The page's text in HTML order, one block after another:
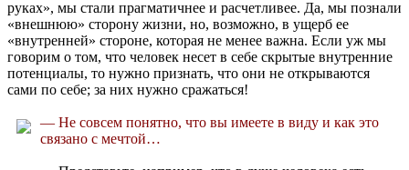
руках», мы стали прагматичнее и расчетливее. Да, мы познали
«внешнюю» сторону жизни, но, возможно, в ущерб ее
«внутренней» стороне, которая не менее важна. Если уж мы
говорим о том, что человек несет в себе скрытые внутренние
потенциалы, то нужно признать, что они не открываются
сами по себе; за них нужно сражаться!
— Не совсем понятно, что вы имеете в виду и как это
связано с мечтой…